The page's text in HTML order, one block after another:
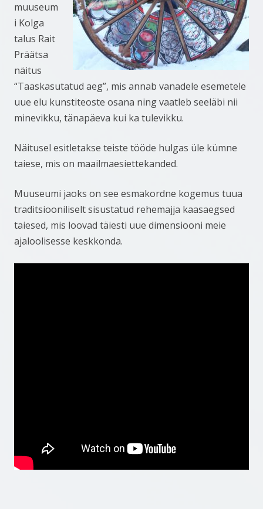
muuseum
i Kolga
talus Rait
Präätsa
näitus
“Taaskasutatud aeg”, mis annab vanadele esemetele
uue elu kunstiteoste osana ning vaatleb seeläbi nii
minevikku, tänapäeva kui ka tulevikku.
Näitusel esitletakse teiste tööde hulgas üle kümne
taiese, mis on maailmaesiettekanded.
Muuseumi jaoks on see esmakordne kogemus tuua
traditsiooniliselt sisustatud rehemajja kaasaegsed
taiesed, mis loovad täiesti uue dimensiooni meie
ajaloolisesse keskkonda.